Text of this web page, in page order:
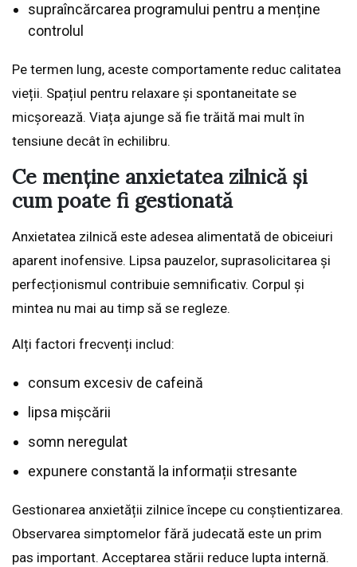
supraîncărcarea programului pentru a menține
controlul
Pe termen lung, aceste comportamente reduc calitatea
vieții. Spațiul pentru relaxare și spontaneitate se
micșorează. Viața ajunge să fie trăită mai mult în
tensiune decât în echilibru.
Ce menține anxietatea zilnică și
cum poate fi gestionată
Anxietatea zilnică este adesea alimentată de obiceiuri
aparent inofensive. Lipsa pauzelor, suprasolicitarea și
perfecționismul contribuie semnificativ. Corpul și
mintea nu mai au timp să se regleze.
Alți factori frecvenți includ:
consum excesiv de cafeină
lipsa mișcării
somn neregulat
expunere constantă la informații stresante
Gestionarea anxietății zilnice începe cu conștientizarea.
Observarea simptomelor fără judecată este un prim
pas important. Acceptarea stării reduce lupta internă.